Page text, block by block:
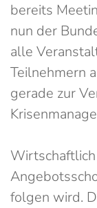
bereits
nun der
alle
Teilnehmern
gerade zur
folgen wird.